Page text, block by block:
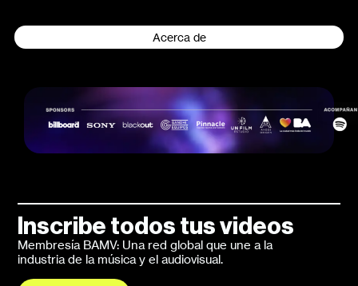
Acerca de
Inscribe todos tus videos
Membresía BAMV: Una red global que une a la
industria de la música y el audiovisual.